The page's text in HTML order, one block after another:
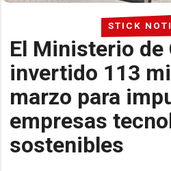
STICK
El Ministerio de
invertido 113
marzo para
empresas
sostenibles